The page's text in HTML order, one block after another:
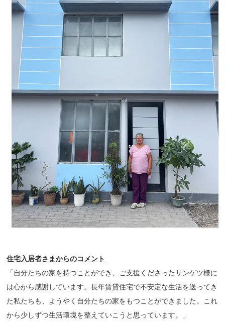
住宅入居者さまからのコメント
「自分たちの家を持つことができ、ご支援くださったサンゲツ様に
は心から感謝しています。長年賃貸住宅で不安定な生活を送ってき
た私たちも、ようやく自分たちの家をもつことができました。これ
から少しずつ生活環境を整えていこうと思っています。」